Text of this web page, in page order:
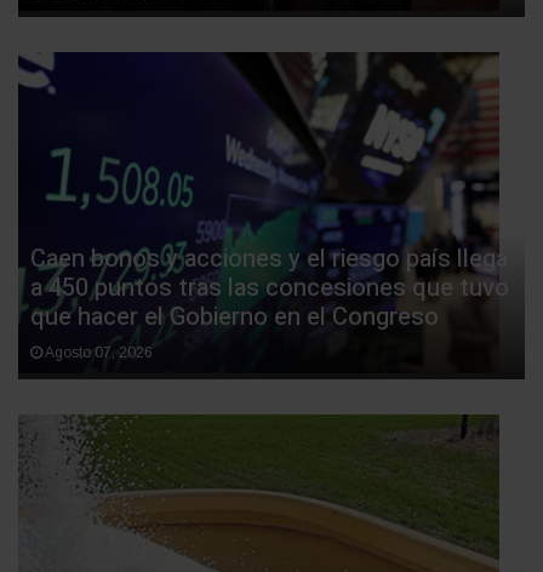
Caen bonos y acciones y el riesgo país llega
a 450 puntos tras las concesiones que tuvo
que hacer el Gobierno en el Congreso
Agosto 07, 2026